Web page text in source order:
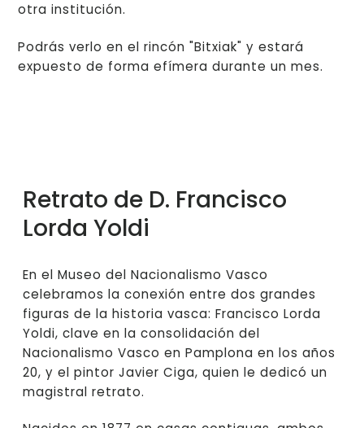
otra institución.
Podrás verlo en el rincón "Bitxiak" y estará
expuesto de forma efímera durante un mes.
Retrato de D. Francisco
Lorda Yoldi
En el Museo del Nacionalismo Vasco
celebramos la conexión entre dos grandes
figuras de la historia vasca: Francisco Lorda
Yoldi, clave en la consolidación del
Nacionalismo Vasco en Pamplona en los años
20, y el pintor Javier Ciga, quien le dedicó un
magistral retrato.